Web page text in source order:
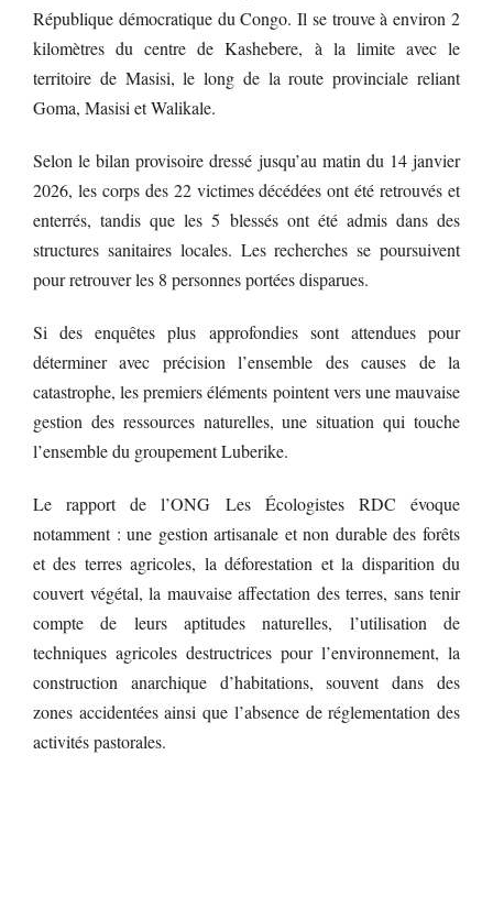
République démocratique du Congo. Il se trouve à environ 2
kilomètres du centre de Kashebere, à la limite avec le
territoire de Masisi, le long de la route provinciale reliant
Goma, Masisi et Walikale.
Selon le bilan provisoire dressé jusqu’au matin du 14 janvier
2026, les corps des 22 victimes décédées ont été retrouvés et
enterrés, tandis que les 5 blessés ont été admis dans des
structures sanitaires locales. Les recherches se poursuivent
pour retrouver les 8 personnes portées disparues.
Si des enquêtes plus approfondies sont attendues pour
déterminer avec précision l’ensemble des causes de la
catastrophe, les premiers éléments pointent vers une mauvaise
gestion des ressources naturelles, une situation qui touche
l’ensemble du groupement Luberike.
Le rapport de l’ONG Les Écologistes RDC évoque
notamment : une gestion artisanale et non durable des forêts
et des terres agricoles, la déforestation et la disparition du
couvert végétal, la mauvaise affectation des terres, sans tenir
compte de leurs aptitudes naturelles, l’utilisation de
techniques agricoles destructrices pour l’environnement, la
construction anarchique d’habitations, souvent dans des
zones accidentées ainsi que l’absence de réglementation des
activités pastorales.